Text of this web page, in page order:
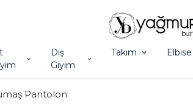
Dış
Giyim
Takım Elbise
Pantolon